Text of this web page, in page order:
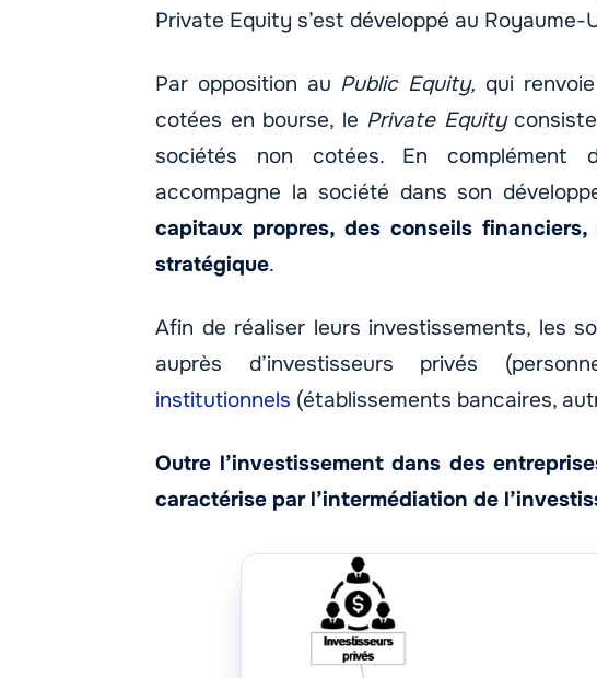
Private Equity s’est développé au Royaume-
Par opposition au Public Equity, qui
cotées en bourse, le Private Equity
sociétés non cotées. En complément
accompagne la société dans son
capitaux propres, des conseils
stratégique.
Afin de réaliser leurs investissements, les
auprès d’investisseurs privés
institutionnels (établissements bancaires,
Outre l’investissement dans des
caractérise par l’intermédiation de